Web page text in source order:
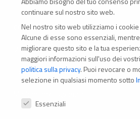
CONTATTI
Via Marconi 69 – 40122 Bologna
Tel. +39 051 294 775
continuare sul nostro sito web.
Nel nostro sito web utilizziamo i
Alcune di esse sono essenziali,
migliorare questo sito e la tua
maggiori informazioni sull'uso dei
politica sulla privacy. Puoi revocare o
selezione in qualsiasi momento sotto
Preferenze Privacy
Essenziali